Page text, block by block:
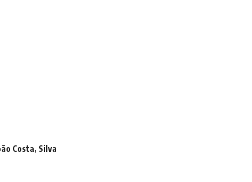
Costa, Silva